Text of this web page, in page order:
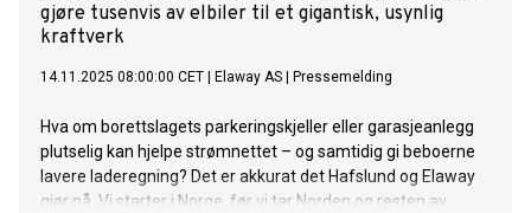
gjøre tusenvis av elbiler til et gigantisk, usynlig
kraftverk
14.11.2025 08:00:00 CET Elaway AS Pressemelding
Hva om borettslagets parkeringskjeller eller garasjeanlegg
plutselig kan hjelpe strømnettet – og samtidig gi beboerne
lavere laderegning? Det er akkurat det Hafslund og Elaway
gjør nå. Vi starter i Norge, før vi tar Norden og resten av